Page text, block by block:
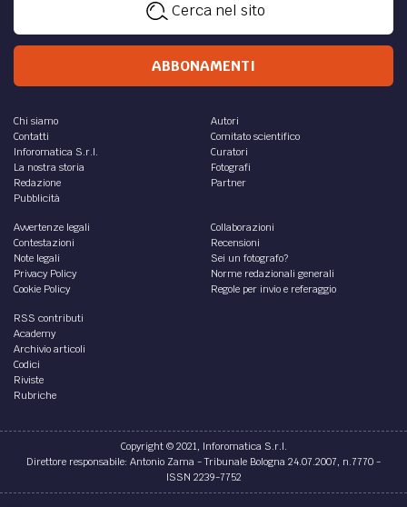
Cerca nel sito
ABBONAMENTI
Chi siamo
Contatti
Inforomatica S.r.l.
La nostra storia
Redazione
Pubblicità
Autori
Comitato scientifico
Curatori
Fotografi
Partner
Avvertenze legali
Contestazioni
Note legali
Privacy Policy
Cookie Policy
Collaborazioni
Recensioni
Sei un fotografo?
Norme redazionali generali
Regole per invio e referaggio
RSS contributi
Academy
Archivio articoli
Codici
Riviste
Rubriche
Copyright © 2021, Inforomatica S.r.l.
Direttore responsabile: Antonio Zama - Tribunale Bologna 24.07.2007, n.7770 -
ISSN 2239-7752